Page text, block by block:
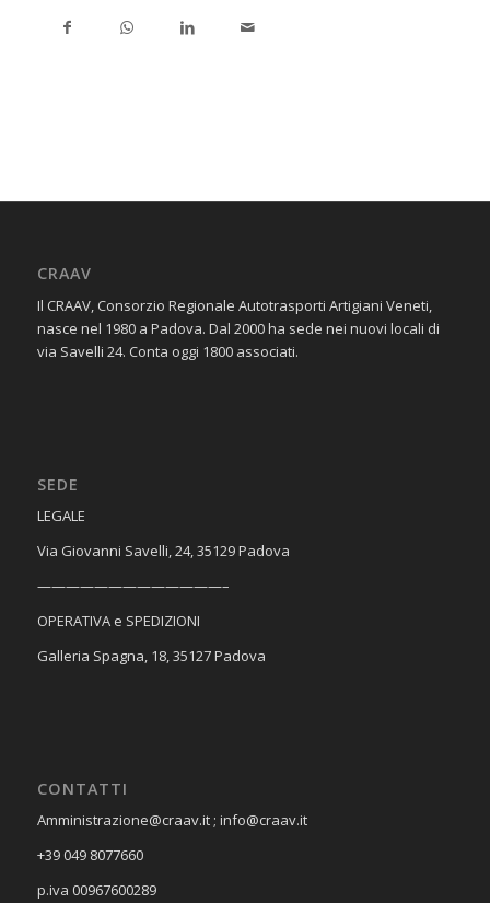
CRAAV
Il CRAAV, Consorzio Regionale Autotrasporti Artigiani Veneti,
nasce nel 1980 a Padova. Dal 2000 ha sede nei nuovi locali di
via Savelli 24. Conta oggi 1800 associati.
SEDE
​LEGALE
Via Giovanni Savelli, 24, 35129 Padova
—————————————–
OPERATIVA e SPEDIZIONI
Galleria Spagna, 18, 35127 Padova
CONTATTI
Amministrazione@craav.it ; info@craav.it
+39 049 8077660
p.iva 00967600289